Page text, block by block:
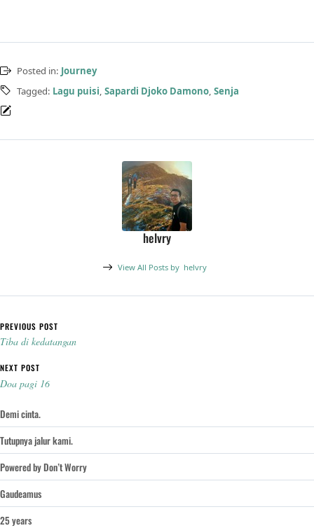
Posted in: Journey
Tagged: Lagu puisi Sapardi Djoko Damono, Senja
helvry
View All Posts by helvry
Post navigation
PREVIOUS POST
Tiba di kedatangan
NEXT POST
Doa pagi 16
Demi cinta.
Tutupnya jalur kami.
Powered by Don’t Worry
Gaudeamus
25 years